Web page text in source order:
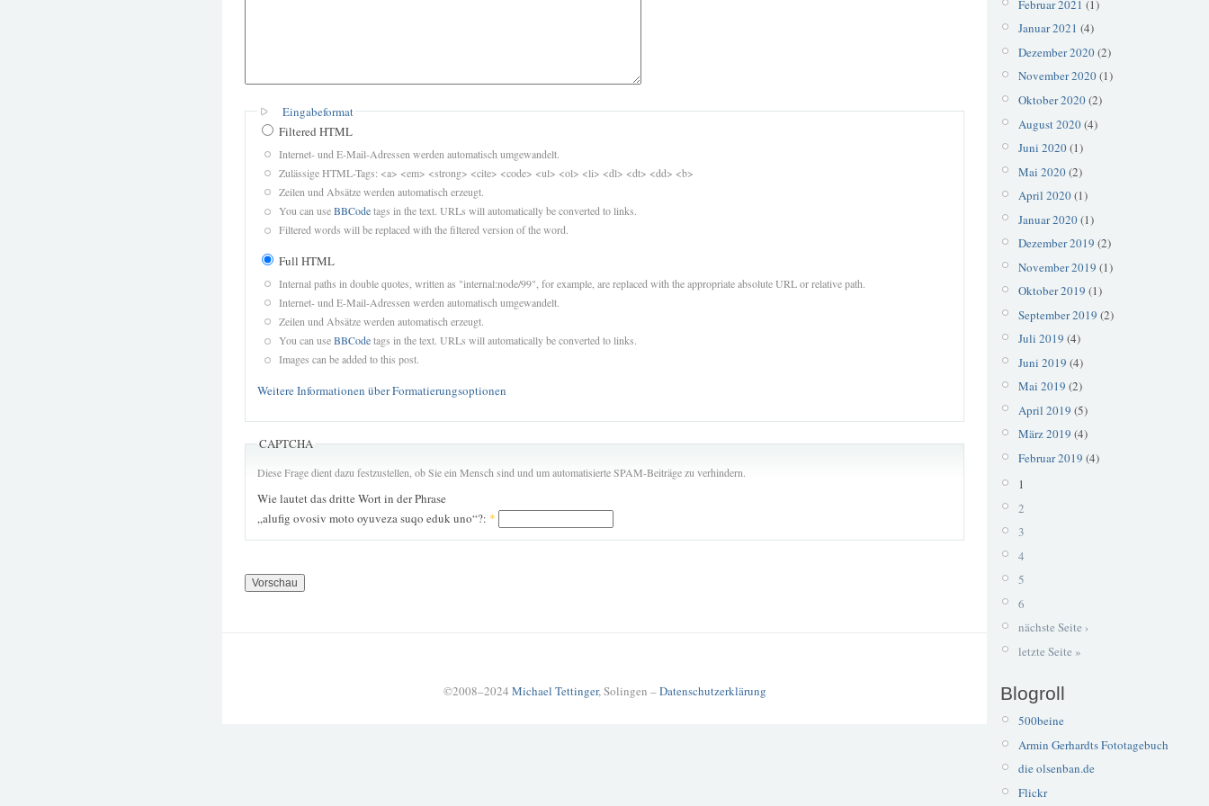
Eingabeformat
Filtered HTML
Internet- und E-Mail-Adressen werden automatisch umgewandelt.
Zulässige HTML-Tags: <a> <em> <strong> <cite> <code> <ul> <ol> <li> <dl> <dt> <dd> <b>
Zeilen und Absätze werden automatisch erzeugt.
You can useBBCodetags in the text. URLs will automatically be converted to links.
Filtered words will be replaced with the filtered version of the word.
Full HTML
Internal paths in double quotes, written as "internal:node/99", for example, are replaced with the appropriate absolute URL or relative path.
Internet- und E-Mail-Adressen werden automatisch umgewandelt.
Zeilen und Absätze werden automatisch erzeugt.
You can useBBCodetags in the text. URLs will automatically be converted to links.
Images can be added to this post.
Weitere Informationen über Formatierungsoptionen
CAPTCHA
Diese Frage dient dazu festzustellen, ob Sie ein Mensch sind und um automatisierte SPAM-Beiträge zu verhindern.
Wie lautet das dritte Wort in der Phrase
„alufig ovosiv moto oyuveza suqo eduk uno“?: *
©2008–2024 Michael Tettinger, Solingen –Datenschutzerklärung
Februar 2021 (1)
Januar 2021 (4)
Dezember 2020(2)
November 2020(1)
Oktober 2020(2)
August 2020(4)
Juni 2020(1)
Mai 2020(2)
April 2020(1)
Januar 2020(1)
Dezember 2019 (2)
November 2019 (1)
Oktober 2019 (1)
September 2019 (2)
Juli 2019 (4)
Juni 2019 (4)
Mai 2019 (2)
April 2019 (5)
März 2019 (4)
Februar 2019 (4)
1
2
3
4
5
6
nächste Seite ›
letzte Seite »
Blogroll
500beine
Armin Gerhardts Fototagebuch
die olsenban.de
Flickr